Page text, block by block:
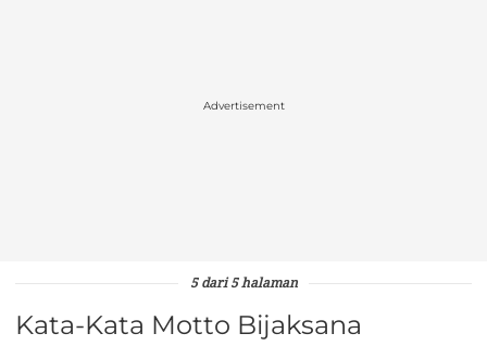
Advertisement
5 dari 5 halaman
Kata-Kata Motto Bijaksana